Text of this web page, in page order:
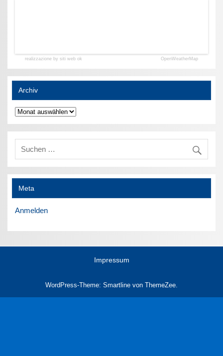
realizzazione by siti web ok OpenWeatherMap
Archiv
Archiv
Meta
Anmelden
Impressum
WordPress-Theme: Smartline von ThemeZee.